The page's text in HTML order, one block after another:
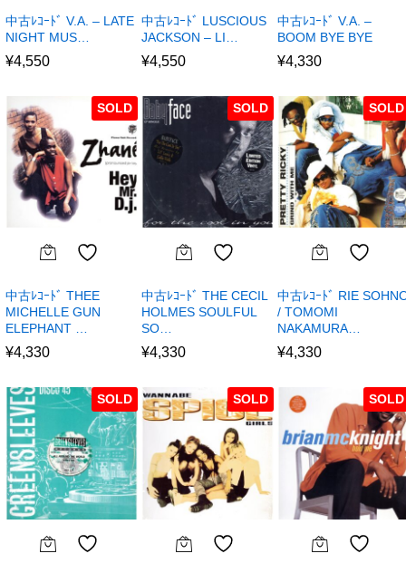
中古ﾚｺｰﾄﾞ V.A. – LATE
NIGHT MUS…
¥4,550
中古ﾚｺｰﾄﾞ LUSCIOUS
JACKSON – LI…
¥4,550
中古ﾚｺｰﾄﾞ V.A. –
BOOM BYE BYE
¥4,330
SOLD
中古ﾚｺｰﾄﾞ THEE
MICHELLE GUN
ELEPHANT …
¥4,330
SOLD
中古ﾚｺｰﾄﾞ THE CECIL
HOLMES SOULFUL
SO…
¥4,330
SOLD
中古ﾚｺｰﾄﾞ RIE
/ TOMOMI
NAKAMURA…
¥4,330
SOLD SOLD SOLD